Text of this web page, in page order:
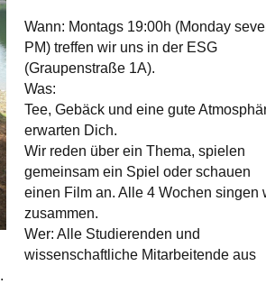
Wann: Montags 19:00h (Monday
PM) treffen wir uns in der ESG
(Graupenstraße 1A).
Was:
Tee, Gebäck und eine gute
erwarten Dich.
Wir reden über ein Thema, spielen
gemeinsam ein Spiel oder schauen
einen Film an. Alle 4 Wochen singen
zusammen.
Wer: Alle Studierenden und
wissenschaftliche Mitarbeitende aus